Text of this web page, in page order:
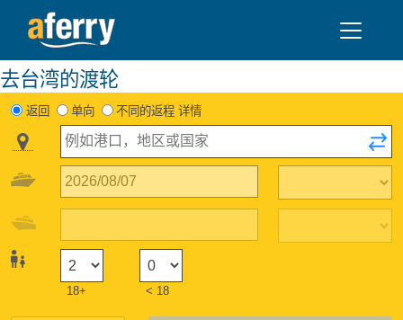
去台湾的渡轮
返回 单向 不同的返程 详情
18+ < 18